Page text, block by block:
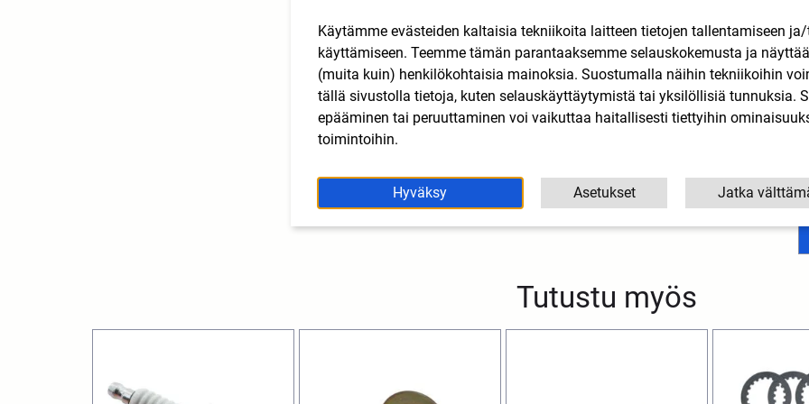
Tutustu myös
Käytämme evästeiden kaltaisia tekniikoita laitteen tietojen tallentamiseen
käyttämiseen. Teemme tämän parantaaksemme selauskokemusta ja
(muita kuin) henkilökohtaisia mainoksia. Suostumalla näihin tekniikoihin
tällä sivustolla tietoja, kuten selauskäyttäytymistä tai yksilöllisiä tunnuksia.
epääminen tai peruuttaminen voi vaikuttaa haitallisesti tiettyihin
toimintoihin.
Hyväksy Asetukset Jatka